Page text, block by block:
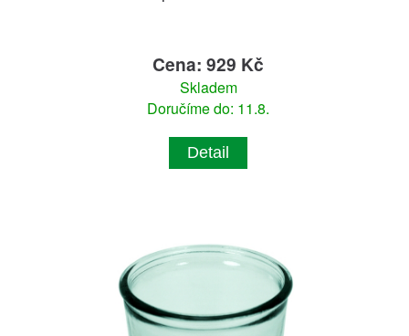
Cena: 929 Kč
Skladem
Doručíme do: 11.8.
Detail